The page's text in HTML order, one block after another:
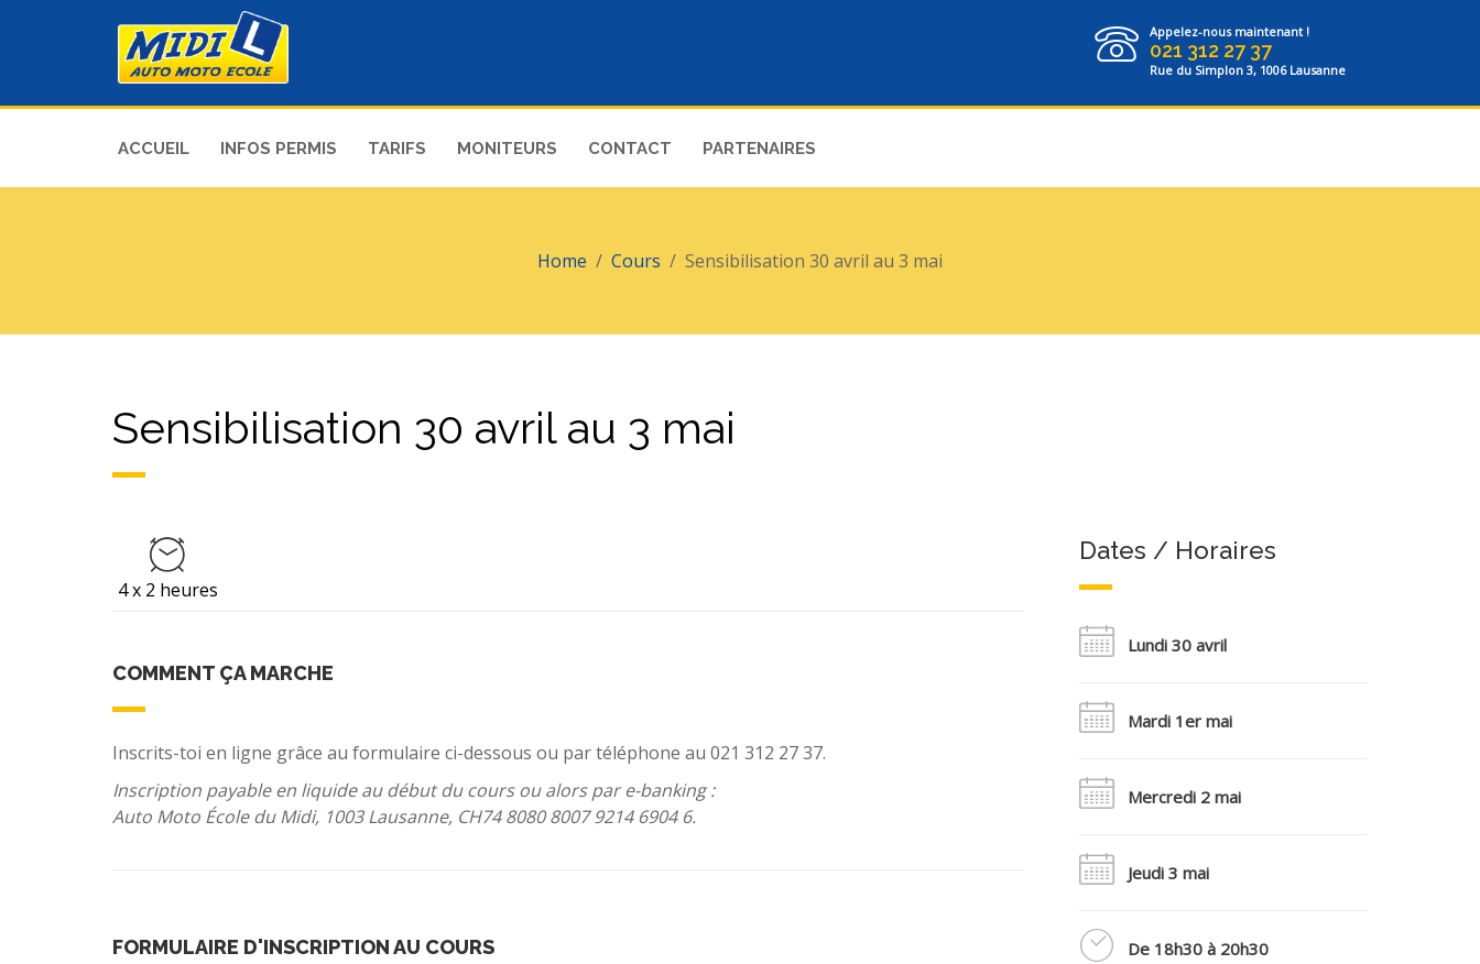
Appelez-nous maintenant !
021 312 27 37
Rue du Simplon 3, 1006 Lausanne
ACCUEIL INFOS PERMIS TARIFS MONITEURS CONTACT PARTENAIRES
Home Cours Sensibilisation 30 avril au 3 mai
Sensibilisation 30 avril au 3 mai
4 x 2 heures
COMMENT ÇA MARCHE
Inscrits-toi en ligne grâce au formulaire ci-dessous ou par téléphone au 021 312 27 37.
Inscription payable en liquide au début du cours ou alors par e-banking :
Auto Moto École du Midi, 1003 Lausanne, CH74 8080 8007 9214 6904 6.
FORMULAIRE D'INSCRIPTION AU COURS
Dates / Horaires
Lundi 30 avril
Mardi 1er mai
Mercredi 2 mai
Jeudi 3 mai
De 18h30 à 20h30